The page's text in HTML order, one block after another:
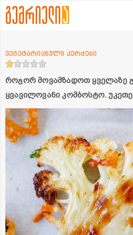
როგორ მოვამზადოთ ყველაზე
ყვავილოვანი კომბოსტო.
ვეგეტარიანული კერძები